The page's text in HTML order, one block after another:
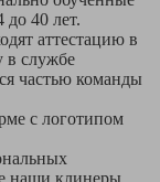
до 40 лет.
аттестацию в
в службе
частью команды
с логотипом
наши клинеры